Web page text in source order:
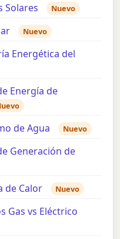
Solares Nuevo
Nuevo
Energética del
Energía de
de Agua Nuevo
Generación de
de Calor Nuevo
Gas vs Eléctrico